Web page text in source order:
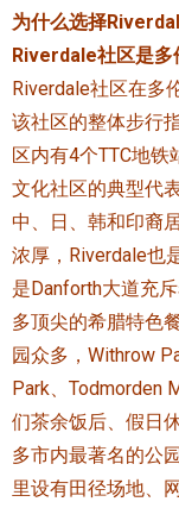
常用查询工具
为什么移民加拿
加拿大的历史文
加拿大社会保险
安大略省免费医
加拿大的福利制
为什么选择
Riverdale社区是多
Riverdale社区在多
该社区的整体步行
区内有4个TTC地
文化社区的典型代
中、日、韩和印裔
浓厚，Riverdale也
是Danforth大道充
多顶尖的希腊特色
园众多，Withrow
Park、Todmorden
们茶余饭后、假日
多市内最著名的公
里设有田径场地、